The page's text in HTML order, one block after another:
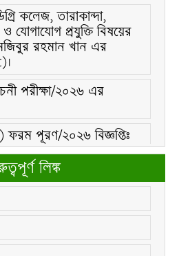
কলেজ, তারাকান্দা,
প্রযুক্তি বিষয়ের
রহমান খান এর
পরীক্ষা/২০২৬ এর
পূরণ/২০২৬ বিজ্ঞপ্তিঃ
পূরণ বিজ্ঞপ্তিঃ
তারিখে “শহিদ দিবস ও
দিবস-২০২৬ উদযাপন
লিঙ্ক